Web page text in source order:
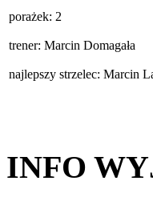
porażek: 2
trener: Marcin Domagała
najlepszy strzelec: Marcin
INFO